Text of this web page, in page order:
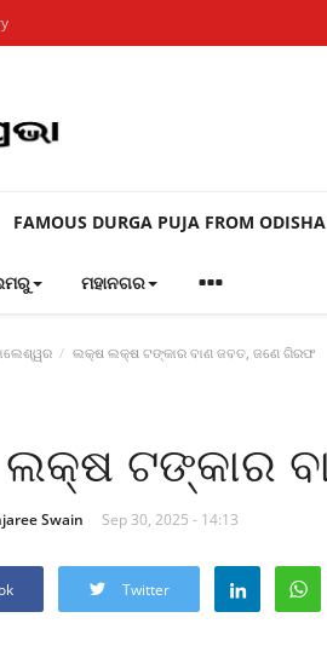
FAMOUS DURGA PUJA FROM ODISHA
ମହାନଗର
ଲକ୍ଷ ଲକ୍ଷ ଟଙ୍କାର ବାଣ ଜବତ, ଜଣେ ଗିରଫ
ଟଙ୍କାର
Swain Sep 30, 2025 - 14:13
Twitter